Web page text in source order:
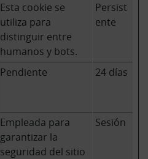
Esta cookie se
utiliza para
distinguir entre
humanos y bots.
Persist
ente
Pendiente 24 días
Empleada para
garantizar la
seguridad del sitio
Sesión